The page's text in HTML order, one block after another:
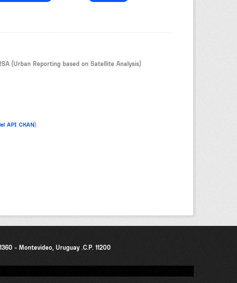
(Urban Reporting based on Satellite Analysis)
API CKAN).
- Montevideo, Uruguay .C.P. 11200